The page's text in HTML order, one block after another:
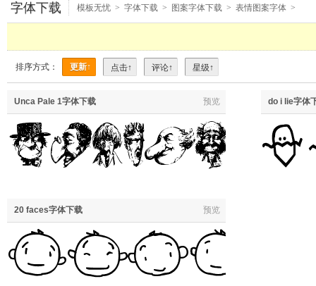
字体下载 模板无忧 > 字体下载 > 图案字体下载 > 表情图案字体 >
排序方式： 更新↑ 点击↑ 评论↑ 星级↑
Unca Pale 1字体下载 预览 do i lie字体
20 faces字体下载 预览